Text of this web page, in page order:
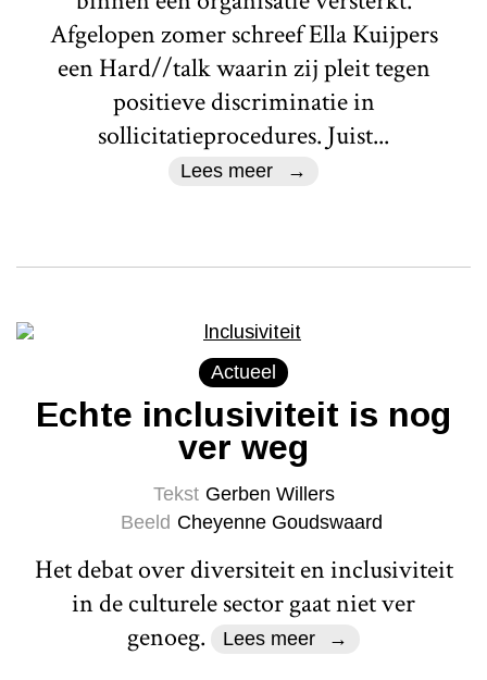
Afgelopen zomer schreef Ella Kuijpers
een Hard//talk waarin zij pleit tegen
positieve discriminatie in
sollicitatieprocedures. Juist...
Lees meer
Actueel
Echte inclusiviteit is nog
ver weg
Tekst Gerben Willers
Beeld Cheyenne Goudswaard
Het debat over diversiteit en inclusiviteit
in de culturele sector gaat niet ver
genoeg.
Lees meer